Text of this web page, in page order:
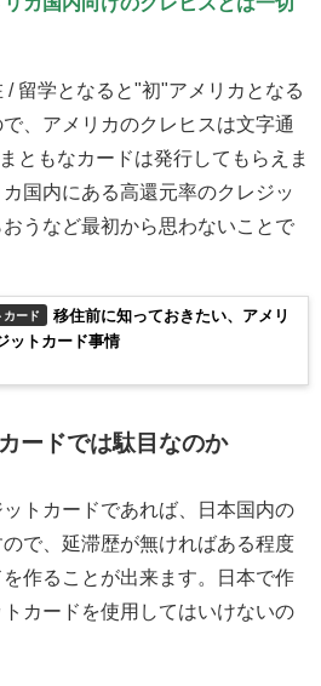
留学となると"初"アメリカとなる
、アメリカのクレヒスは文字通
ともなカードは発行してもらえま
国内にある高還元率のクレジッ
うなど最初から思わないことで
カード
移住前に知っておきたい、アメリ
ットカード事情
ードでは駄目なのか
トカードであれば、日本国内の
で、延滞歴が無ければある程度
作ることが出来ます。日本で作
カードを使用してはいけないの